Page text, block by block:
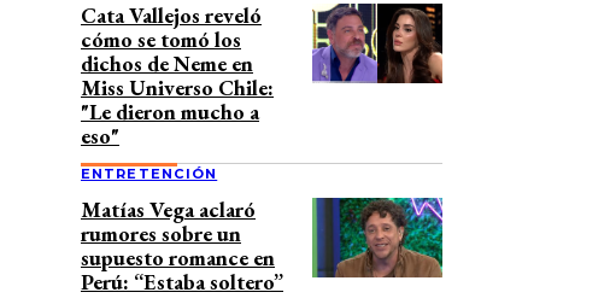
Cata Vallejos reveló
cómo se tomó los
dichos de Neme en
Miss Universo Chile:
"Le dieron mucho a
eso"
ENTRETENCIÓN
Matías Vega aclaró
rumores sobre un
supuesto romance en
Perú: “Estaba soltero”